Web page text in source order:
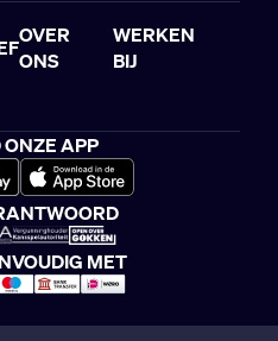
OVER
ONS
WERKEN
BIJ
APP
MET